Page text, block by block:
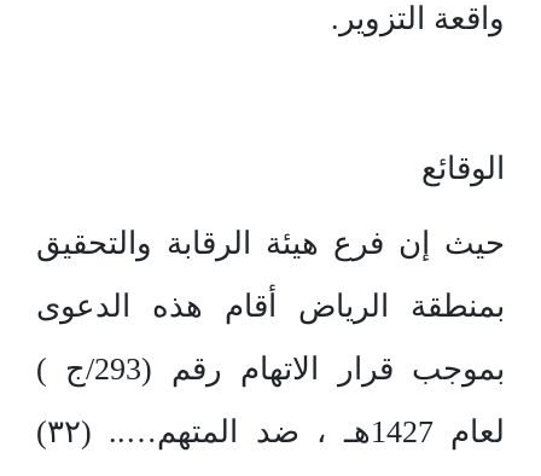
واقعة التزوير.
الوقائع
حيث إن فرع هيئة الرقابة والتحقيق
بمنطقة الرياض أقام هذه الدعوى
بموجب قرار الاتهام رقم (293/ج )
لعام 1427هـ ، ضد المتهم….. (۳۲)